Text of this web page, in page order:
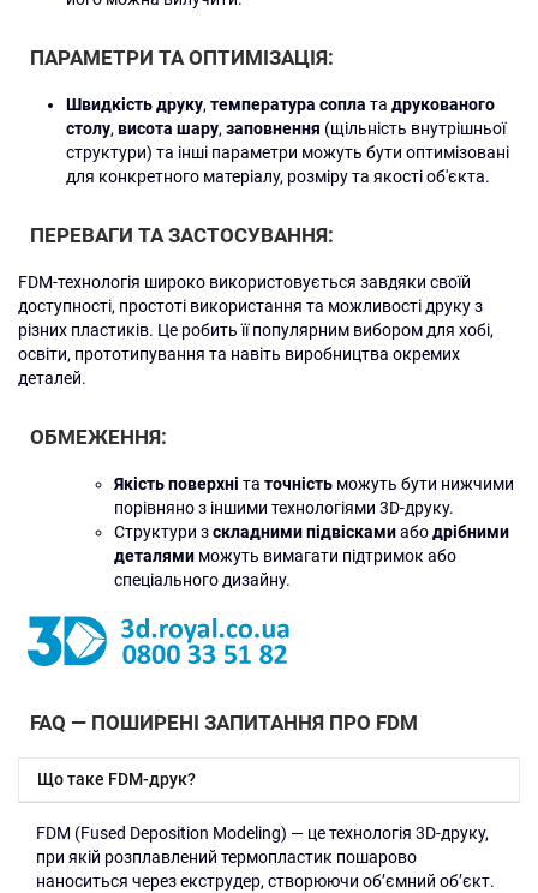
ПАРАМЕТРИ ТА ОПТИМІЗАЦІЯ:
Швидкість друку, температура сопла та друкованого
столу, висота шару, заповнення (щільність внутрішньої
структури) та інші параметри можуть бути оптимізовані
для конкретного матеріалу, розміру та якості об'єкта.
ПЕРЕВАГИ ТА ЗАСТОСУВАННЯ:
FDM-технологія широко використовується завдяки своїй
доступності, простоті використання та можливості друку з
різних пластиків. Це робить її популярним вибором для хобі,
освіти, прототипування та навіть виробництва окремих
деталей.
ОБМЕЖЕННЯ:
Якість поверхні та точність можуть бути нижчими
порівняно з іншими технологіями 3D-друку.
Структури зскладними підвіскамиабодрібними
деталями можуть вимагати підтримок або
спеціального дизайну.
FAQ — ПОШИРЕНІ ЗАПИТАННЯ ПРО FDM
Що таке FDM-друк?
FDM (Fused Deposition Modeling) — це технологія 3D-друку,
при якій розплавлений термопластик пошарово
наноситься через екструдер, створюючи об’ємний об’єкт.